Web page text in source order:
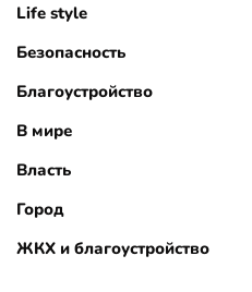
Life style
Безопасность
Благоустройство
В мире
Власть
Город
ЖКХ и благоустройство